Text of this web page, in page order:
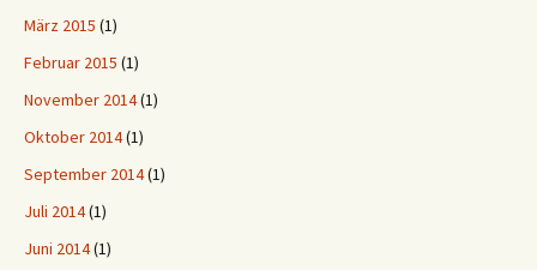
März 2015 (1)
Februar 2015 (1)
November 2014(1)
Oktober 2014(1)
September 2014(1)
Juli 2014(1)
Juni 2014(1)